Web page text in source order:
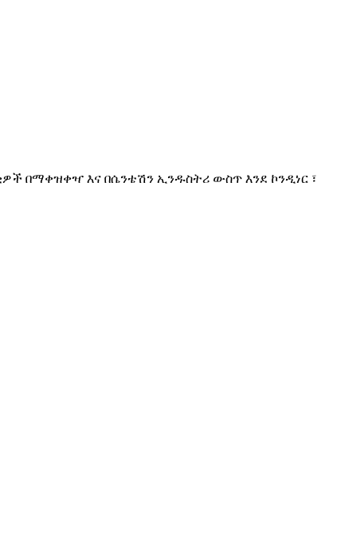
በማቀዝቀዣ እና በሴንቴሽን ኢንዱስትሪ ውስጥ እንደ ኮንዲነር ፣